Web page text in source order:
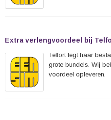
Extra verlengvoordeel bij
Telfort legt haar
grote bundels. Wij
voordeel opleveren.